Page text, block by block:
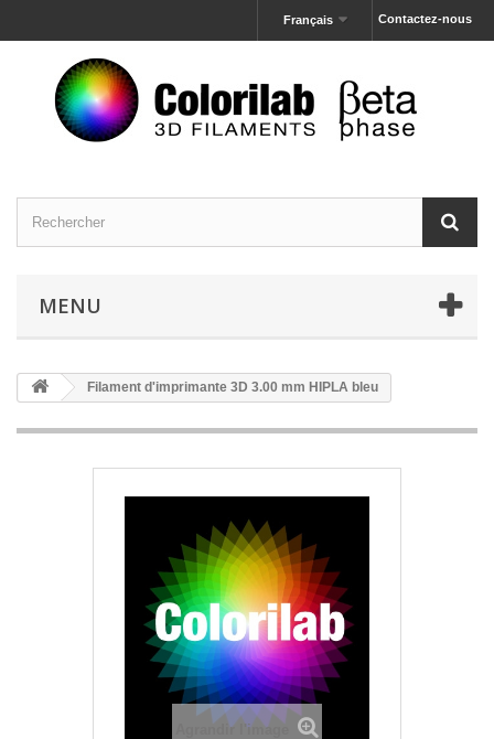
Contactez-nous
Français
MENU
Filament d'imprimante 3D 3.00 mm HIPLA bleu
Agrandir l'image